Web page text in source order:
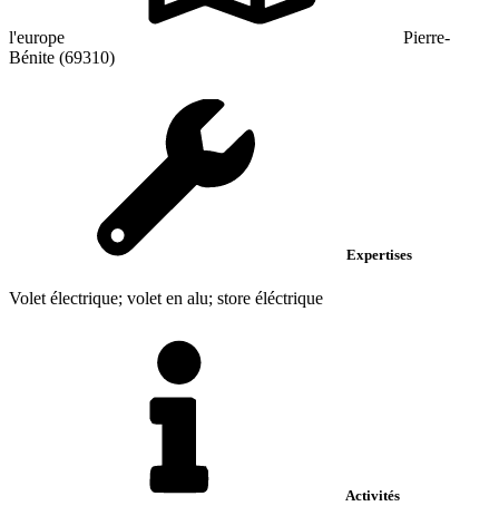
l'europe
Pierre-
Bénite (69310)
Expertises
Volet électrique; volet en alu; store éléctrique
Activités